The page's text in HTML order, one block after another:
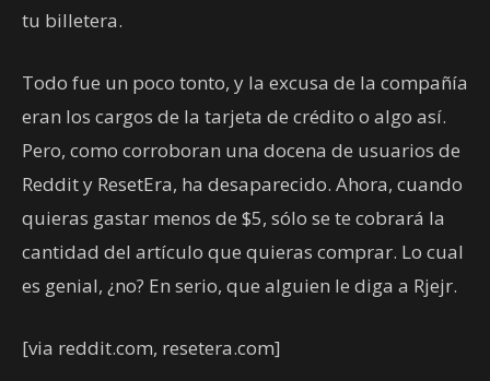
tu billetera.
Todo fue un poco tonto, y la excusa de la compañía
eran los cargos de la tarjeta de crédito o algo así.
Pero, como corroboran una docena de usuarios de
Reddit y ResetEra, ha desaparecido. Ahora, cuando
quieras gastar menos de $5, sólo se te cobrará la
cantidad del artículo que quieras comprar. Lo cual
es genial, ¿no? En serio, que alguien le diga a Rjejr.
[via reddit.com, resetera.com]